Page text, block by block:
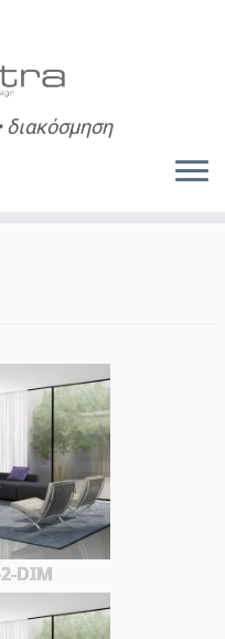
διακόσμηση
DIM